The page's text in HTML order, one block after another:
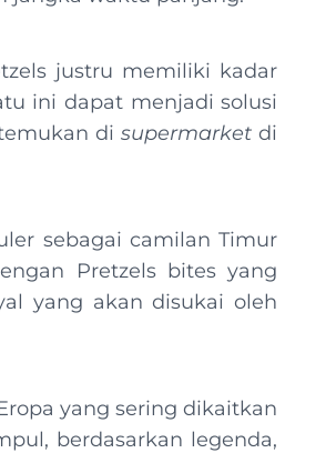
justru memiliki kadar
ini dapat menjadi solusi
disupermarket di
sebagai camilan Timur
Pretzels bites yang
yang akan disukai oleh
yang sering dikaitkan
berdasarkan legenda,